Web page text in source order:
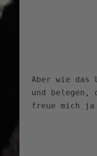
Aber wie das
und belegen,
freue mich ja